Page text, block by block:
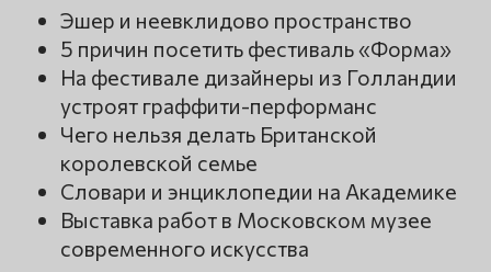
Эшер и неевклидово пространство
5 причин посетить фестиваль «Форма»
На фестивале дизайнеры из Голландии
устроят граффити-перформанс
Чего нельзя делать Британской
королевской семье
Словари и энциклопедии на Академике
Выставка работ в Московском музее
современного искусства